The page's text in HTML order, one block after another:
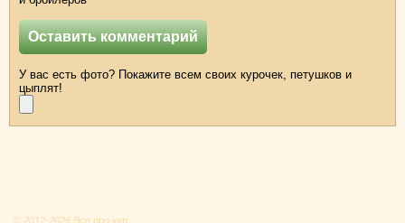
У вас есть фото? Покажите всем своих курочек, петушков и
цыплят!
© 2012-2026 Все про кур